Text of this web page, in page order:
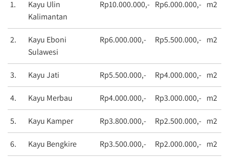
1.
Kayu Ulin
Kalimantan
Rp10.000.000,- Rp6.000.000,- m2
2.
Kayu Eboni
Sulawesi
Rp6.000.000,- Rp5.500.000,- m2
3. Kayu Jati Rp5.500.000,- Rp4.000.000,- m2
4. Kayu Merbau Rp4.000.000,- Rp3.000.000,- m2
5. Kayu Kamper Rp3.800.000,- Rp2.500.000,- m2
6. Kayu Bengkire Rp3.500.000,- Rp2.000.000,- m2